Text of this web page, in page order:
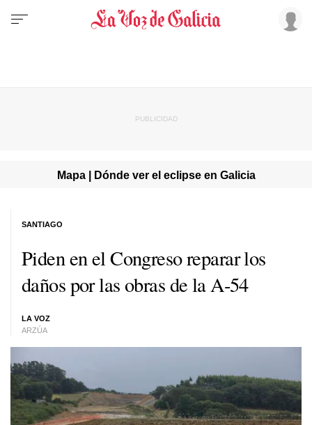
Mapa | Dónde ver el eclipse en Galicia
Piden en el Congreso reparar los
daños por las obras de la A-54
LA VOZ
ARZÚA
SANTIAGO